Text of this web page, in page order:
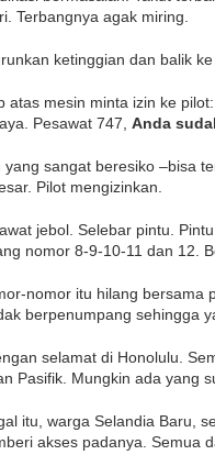
Terbangnya agak miring.
ketinggian dan balik
atas mesin minta izin ke
Pesawat 747, Anda
sangat beresiko –bisa
Pilot mengizinkan.
jebol. Selebar pintu.
nomor 8-9-10-11 dan 12.
nomor itu hilang bersama
berpenumpang sehingga
selamat di Honolulu.
Pasifik. Mungkin ada yang
itu, warga Selandia Baru,
akses padanya. Semua